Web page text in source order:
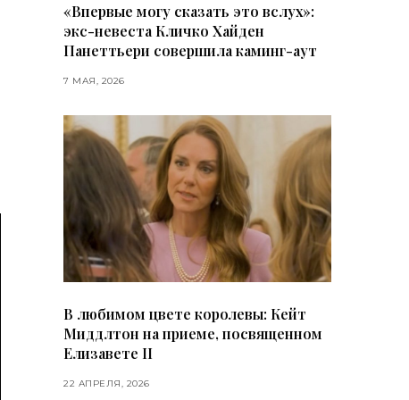
«Впервые могу сказать это вслух»:
экс-невеста Кличко Хайден
Панеттьери совершила каминг-аут
7 МАЯ, 2026
В любимом цвете королевы: Кейт
Миддлтон на приеме, посвященном
Елизавете II
22 АПРЕЛЯ, 2026